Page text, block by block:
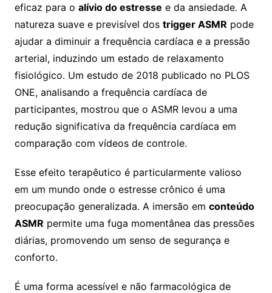
eficaz para o alívio do estresse e da ansiedade. A
natureza suave e previsível dos trigger ASMR pode
ajudar a diminuir a frequência cardíaca e a pressão
arterial, induzindo um estado de relaxamento
fisiológico. Um estudo de 2018 publicado no PLOS
ONE, analisando a frequência cardíaca de
participantes, mostrou que o ASMR levou a uma
redução significativa da frequência cardíaca em
comparação com vídeos de controle.
Esse efeito terapêutico é particularmente valioso
em um mundo onde o estresse crônico é uma
preocupação generalizada. A imersão em conteúdo
ASMR permite uma fuga momentânea das pressões
diárias, promovendo um senso de segurança e
conforto.
É uma forma acessível e não farmacológica de